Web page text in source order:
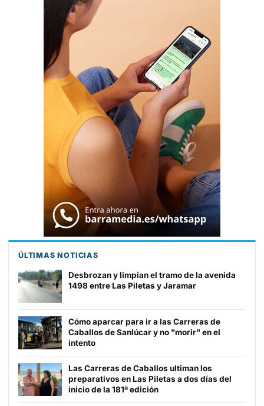
ÚLTIMAS NOTICIAS
Desbrozan y limpian el tramo de la avenida
1498 entre Las Piletas y Jaramar
Cómo aparcar para ir a las Carreras de
Caballos de Sanlúcar y no "morir" en el
intento
Las Carreras de Caballos ultiman los
preparativos en Las Piletas a dos días del
inicio de la 181ª edición